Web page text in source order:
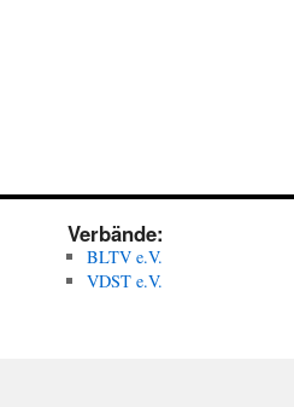
Verbände:
BLTV e.V.
VDST e.V.